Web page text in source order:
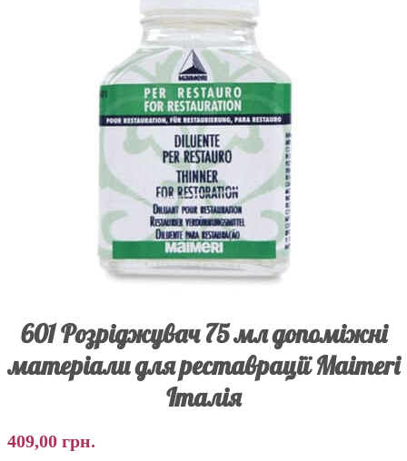
601 Розріджувач 75 мл допоміжні
матеріали для реставрації Maimeri
Італія
409,00 грн.